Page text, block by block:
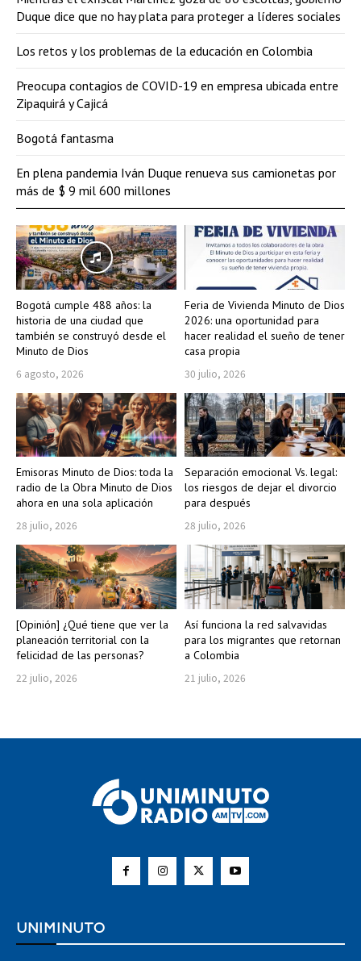
Bogotá cumple 488 años: la
historia de una ciudad que
también se construyó desde el
Minuto de Dios
6 agosto, 2026
Feria de Vivienda Minuto de Dios
2026: una oportunidad para
hacer realidad el sueño de tener
casa propia
30 julio, 2026
Emisoras Minuto de Dios: toda la
radio de la Obra Minuto de Dios
ahora en una sola aplicación
28 julio, 2026
Separación emocional Vs. legal:
los riesgos de dejar el divorcio
para después
28 julio, 2026
[Opinión] ¿Qué tiene que ver la
planeación territorial con la
felicidad de las personas?
22 julio, 2026
Así funciona la red salvavidas
para los migrantes que retornan
a Colombia
21 julio, 2026
Duque dice que no hay plata para proteger a líderes sociales
Los retos y los problemas de la educación en Colombia
Preocupa contagios de COVID-19 en empresa ubicada entre
Zipaquirá y Cajicá
Bogotá fantasma
En plena pandemia Iván Duque renueva sus camionetas por
más de $ 9 mil 600 millones
UNIMINUTO